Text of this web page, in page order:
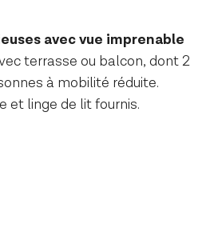
avec vue imprenable
terrasse ou balcon, dont 2
à mobilité réduite.
et linge de lit fournis.